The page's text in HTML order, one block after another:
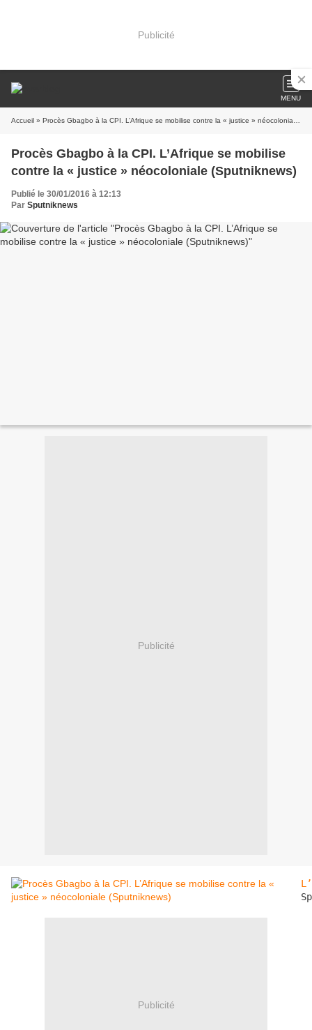
Publicité
MENU
Accueil » Procès Gbagbo à la CPI. L’Afrique se mobilise contre la « justice » néocoloniale (Sputniknews)
Procès Gbagbo à la CPI. L’Afrique se mobilise
contre la « justice » néocoloniale (Sputniknews)
Publié le 30/01/2016 à 12:13
Par Sputniknews
Publicité
Publicité